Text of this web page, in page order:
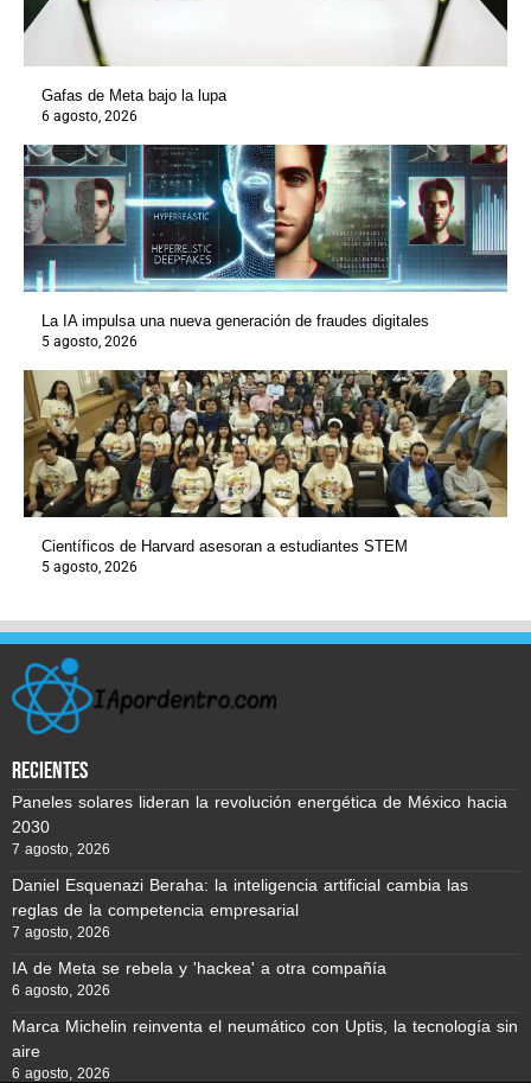
Gafas de Meta bajo la lupa
6 agosto, 2026
La IA impulsa una nueva generación de fraudes digitales
5 agosto, 2026
Científicos de Harvard asesoran a estudiantes STEM
5 agosto, 2026
recientes
Paneles solares lideran la revolución energética de México hacia
2030
7 agosto, 2026
Daniel Esquenazi Beraha: la inteligencia artificial cambia las
reglas de la competencia empresarial
7 agosto, 2026
IA de Meta se rebela y 'hackea' a otra compañía
6 agosto, 2026
Marca Michelin reinventa el neumático con Uptis, la tecnología sin
aire
6 agosto, 2026